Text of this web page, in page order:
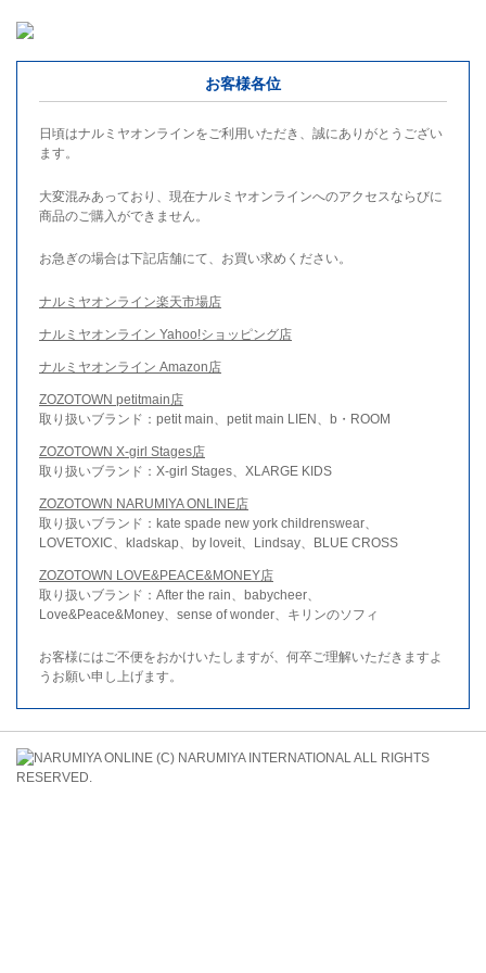
お客様各位
日頃はナルミヤオンラインをご利用いただき、誠にありがとうござい
ます。
大変混みあっており、現在ナルミヤオンラインへのアクセスならびに
商品のご購入ができません。
お急ぎの場合は下記店舗にて、お買い求めください。
ナルミヤオンライン楽天市場店
ナルミヤオンライン Yahoo!ショッピング店
ナルミヤオンライン Amazon店
ZOZOTOWN petitmain店
取り扱いブランド：petit main、petit main LIEN、b・ROOM
ZOZOTOWN X-girl Stages店
取り扱いブランド：X-girl Stages、XLARGE KIDS
ZOZOTOWN NARUMIYA ONLINE店
取り扱いブランド：kate spade new york childrenswear、
LOVETOXIC、kladskap、by loveit、Lindsay、BLUE CROSS
ZOZOTOWN LOVE&PEACE&MONEY店
取り扱いブランド：After the rain、babycheer、
Love&Peace&Money、sense of wonder、キリンのソフィ
お客様にはご不便をおかけいたしますが、何卒ご理解いただきますよ
うお願い申し上げます。